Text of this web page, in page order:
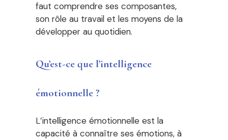
faut comprendre ses composantes,
son rôle au travail et les moyens de la
développer au quotidien.
Qu’est-ce que l’intelligence
émotionnelle ?
L’intelligence émotionnelle est la
capacité à connaître ses émotions, à